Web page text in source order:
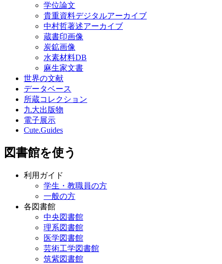
学位論文
貴重資料デジタルアーカイブ
中村哲著述アーカイブ
蔵書印画像
炭鉱画像
水素材料DB
麻生家文書
世界の文献
データベース
所蔵コレクション
九大出版物
電子展示
Cute.Guides
図書館を使う
利用ガイド
学生・教職員の方
一般の方
各図書館
中央図書館
理系図書館
医学図書館
芸術工学図書館
筑紫図書館